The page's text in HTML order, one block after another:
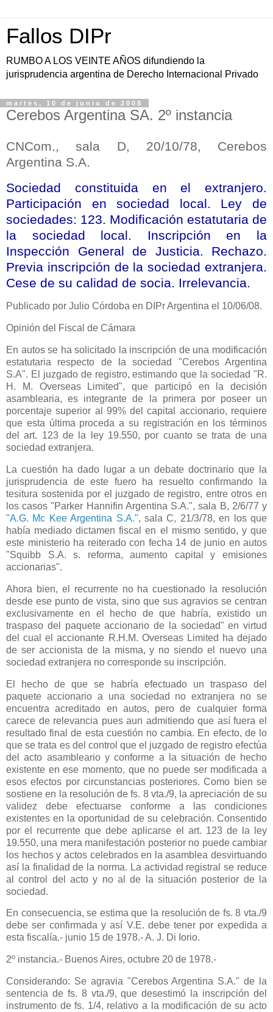
Fallos DIPr
RUMBO A LOS VEINTE AÑOS difundiendo la
jurisprudencia argentina de Derecho Internacional Privado
martes, 10 de junio de 2008
Cerebos Argentina SA. 2º instancia
CNCom., sala D, 20/10/78, Cerebos
Argentina S.A.
Sociedad constituida en el extranjero.
Participación en sociedad local. Ley de
sociedades: 123. Modificación estatutaria de
la sociedad local. Inscripción en la
Inspección General de Justicia. Rechazo.
Previa inscripción de la sociedad extranjera.
Cese de su calidad de socia. Irrelevancia.
Publicado por Julio Córdoba en DIPr Argentina el 10/06/08.
Opinión del Fiscal de Cámara
En autos se ha solicitado la inscripción de una modificación
estatutaria respecto de la sociedad "Cerebos Argentina
S.A". El juzgado de registro, estimando que la sociedad "R.
H. M. Overseas Limited", que participó en la decisión
asamblearia, es integrante de la primera por poseer un
porcentaje superior al 99% del capital accionario, requiere
que esta última proceda a su registración en los términos
del art. 123 de la ley 19.550, por cuanto se trata de una
sociedad extranjera.
La cuestión ha dado lugar a un debate doctrinario que la
jurisprudencia de este fuero ha resuelto confirmando la
tesitura sostenida por el juzgado de registro, entre otros en
los casos "Parker Hannifin Argentina S.A.", sala B, 2/6/77 y
"A.G. Mc Kee Argentina S.A.", sala C, 21/3/78, en los que
había mediado dictamen fiscal en el mismo sentido, y que
este ministerio ha reiterado con fecha 14 de junio en autos
"Squibb S.A. s. reforma, aumento capital y emisiones
accionarias".
Ahora bien, el recurrente no ha cuestionado la resolución
desde ese punto de vista, sino que sus agravios se centran
exclusivamente en el hecho de que habría, existido un
traspaso del paquete accionario de la sociedad" en virtud
del cual el accionante R.H.M. Overseas Limited ha dejado
de ser accionista de la misma, y no siendo el nuevo una
sociedad extranjera no corresponde su inscripción.
El hecho de que se habría efectuado un traspaso del
paquete accionario a una sociedad no extranjera no se
encuentra acreditado en autos, pero de cualquier forma
carece de relevancia pues aun admitiendo que así fuera el
resultado final de esta cuestión no cambia. En efecto, de lo
que se trata es del control que el juzgado de registro efectúa
del acto asambleario y conforme a la situación de hecho
existente en ese momento, que no puede ser modificada a
esos efectos por circunstancias posteriores. Como bien se
sostiene en la resolución de fs. 8 vta./9, la apreciación de su
validez debe efectuarse conforme a las condiciones
existentes en la oportunidad de su celebración. Consentido
por el recurrente que debe aplicarse el art. 123 de la ley
19.550, una mera manifestación posterior no puede cambiar
los hechos y actos celebrados en la asamblea desvirtuando
así la finalidad de la norma. La actividad registral se reduce
al control del acto y no al de la situación posterior de la
sociedad.
En consecuencia, se estima que la resolución de fs. 8 vta./9
debe ser confirmada y así V.E. debe tener por expedida a
esta fiscalía.- junio 15 de 1978.- A. J. Di Iorio.
2º instancia.- Buenos Aires, octubre 20 de 1978.-
Considerando: Se agravia "Cerebos Argentina S.A." de la
sentencia de fs. 8 vta./9, que desestimó la inscripción del
instrumento de fs. 1/4, relativo a la modificación de su acto